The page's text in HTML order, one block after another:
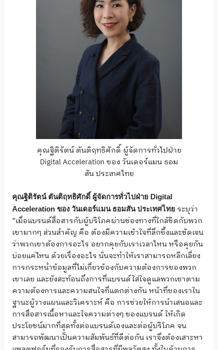
คุณฐิติรัตน์ ตันติฤทธิศักดิ์ ผู้จัดการทั่วไปฝ่าย
Digital Acceleration ของ วันเดอร์แมน ธอม
สัน ประเทศไทย
คุณฐิติรัตน์ ตันติฤทธิศักดิ์ ผู้จัดการทั่วไปฝ่าย Digital
Acceleration ของ วันเดอร์แมน ธอมสัน ประเทศไทย ระบุว่า
“เมื่อแบรนด์สื่อสารกับผู้บริโภคผ่านช่องทางที่ใกล้ชิดกับพวก
เขามากๆ ส่วนสำคัญ คือ ต้องมีความเข้าใจที่ลึกซึ้งและชัดเจน
ว่าพวกเขาต้องการอะไร อยากคุยกับเราเวลาไหน หรือคุยกัน
บ่อยแค่ไหน ด้วยเรื่องอะไร นั่นจะทำให้เราสามารถหลีกเลี่ยง
การกระหน่ำข้อมูลที่ไม่เกี่ยวข้องกับความต้องการของพวก
เขาเลย และยังสะท้อนถึงการที่แบรนด์ใส่ใจดูแลพวกเขาตาม
ความต้องการและความสนใจที่แตกต่างกัน หน้าที่ของเราใน
ฐานะผู้วางแผนและวิเคราะห์ คือ การช่วยให้การนำเสนอและ
การสื่อสารเนื้อหาและใจความต่างๆ ของแบรนด์ ให้เกิด
ประโยชน์มากที่สุดทั้งต่อแบรนด์เองและต่อผู้บริโภค จน
สามารถพัฒนาเป็นความสัมพันธ์ที่ดีต่อกัน เราจึงต้องเสาะหา